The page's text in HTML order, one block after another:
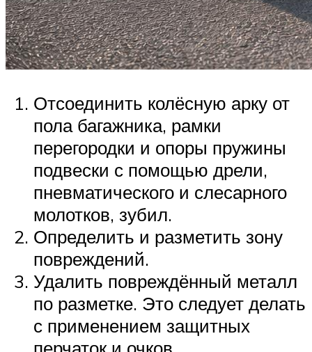
Отсоединить колёсную арку от
пола багажника, рамки
перегородки и опоры пружины
подвески с помощью дрели,
пневматического и слесарного
молотков, зубил.
Определить и разметить зону
повреждений.
Удалить повреждённый металл
по разметке. Это следует делать
с применением защитных